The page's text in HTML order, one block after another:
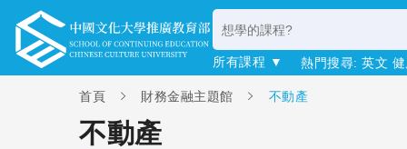
所有課程 ▼ 熱門搜尋: 英文
首頁 財務金融主題館 不動產
不動產